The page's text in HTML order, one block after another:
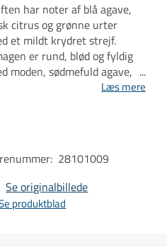
har noter af blå agave,
citrus og grønne urter
et mildt krydret strejf.
er rund, blød og fyldig
moden, sødmefuld agave,
og behagelig varme.Læs mere
: 28101009
Se originalbillede
produktblad